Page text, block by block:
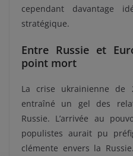
cependant davantage
stratégique.
Entre Russie et
point mort
La crise ukrainienne de
entraîné un gel des
Russie. L’arrivée au
populistes aurait pu
clémente envers la